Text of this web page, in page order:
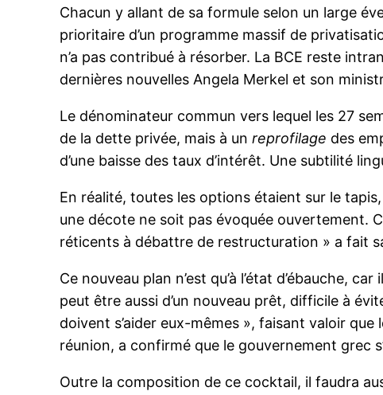
Chacun y allant de sa formule selon un large
prioritaire d’un programme massif de
n’a pas contribué à résorber. La BCE reste
dernières nouvelles Angela Merkel et son
Le dénominateur commun vers lequel les 27
de la dette privée, mais à unreprofilage des
d’une baisse des taux d’intérêt. Une subtilité
En réalité, toutes les options étaient sur le
une décote ne soit pas évoquée ouvertement.
réticents à débattre de restructuration » a fait
Ce nouveau plan n’est qu’à l’état d’ébauche,
peut être aussi d’un nouveau prêt, difficile à
doivent s’aider eux-mêmes », faisant valoir
réunion, a confirmé que le gouvernement grec
Outre la composition de ce cocktail, il faudra